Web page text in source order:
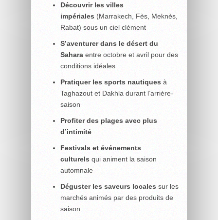
Découvrir les villes
impériales (Marrakech, Fès, Meknès,
Rabat) sous un ciel clément
S’aventurer dans le désert du
Sahara entre octobre et avril pour des
conditions idéales
Pratiquer les sports nautiques à
Taghazout et Dakhla durant l’arrière-
saison
Profiter des plages avec plus
d’intimité
Festivals et événements
culturels qui animent la saison
automnale
Déguster les saveurs locales sur les
marchés animés par des produits de
saison